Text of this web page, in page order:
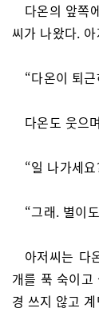
다온의 앞쪽
씨가 나왔다.
“다온이 퇴
다온도 웃으
“일 나가세
“그래. 별이
아저씨는 다
개를 푹 숙이고
경 쓰지 않고